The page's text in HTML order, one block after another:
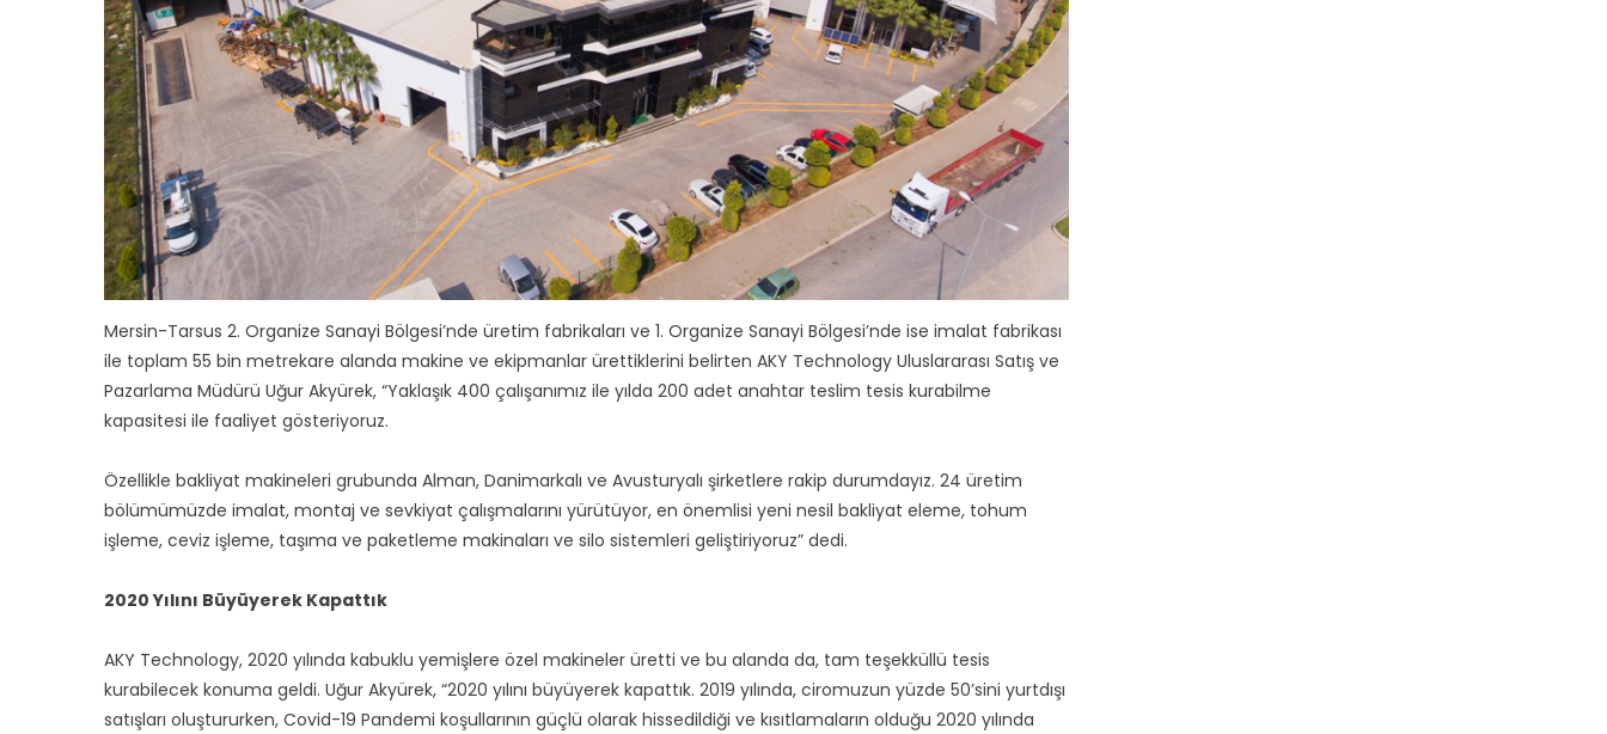
Mersin-Tarsus 2. Organize Sanayi Bölgesi’nde üretim fabrikaları ve 1. Organize Sanayi Bölgesi’nde ise imalat fabrikası
ile toplam 55 bin metrekare alanda makine ve ekipmanlar ürettiklerini belirten AKY Technology Uluslararası Satış ve
Pazarlama Müdürü Uğur Akyürek, “Yaklaşık 400 çalışanımız ile yılda 200 adet anahtar teslim tesis kurabilme
kapasitesi ile faaliyet gösteriyoruz.
Özellikle bakliyat makineleri grubunda Alman, Danimarkalı ve Avusturyalı şirketlere rakip durumdayız. 24 üretim
bölümümüzde imalat, montaj ve sevkiyat çalışmalarını yürütüyor, en önemlisi yeni nesil bakliyat eleme, tohum
işleme, ceviz işleme, taşıma ve paketleme makinaları ve silo sistemleri geliştiriyoruz” dedi.
2020 Yılını Büyüyerek Kapattık
AKY Technology, 2020 yılında kabuklu yemişlere özel makineler üretti ve bu alanda da, tam teşekküllü tesis
kurabilecek konuma geldi. Uğur Akyürek, “2020 yılını büyüyerek kapattık. 2019 yılında, ciromuzun yüzde 50’sini yurtdışı
satışları oluştururken, Covid-19 Pandemi koşullarının güçlü olarak hissedildiği ve kısıtlamaların olduğu 2020 yılında